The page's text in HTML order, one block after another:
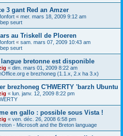
3 gant Red an Amzer
« mer. mars 18, 2009 9:12 am
seurt
au Triskell de Ploeren
« sam. mars 07, 2009 10:43 am
seurt
bretonne est disponible
« dim. mars 01, 2009 8:22 am
e brezhoneg (1.1.x, 2.x ha 3.x)
brezhoneg C'HWERTY 'barzh Ubuntu
« lun. janv. 12, 2009 8:22 pm
en gallo : possible sous Vista !
« ven. déc. 26, 2008 6:58 pm
- Microsoft and the Breton language